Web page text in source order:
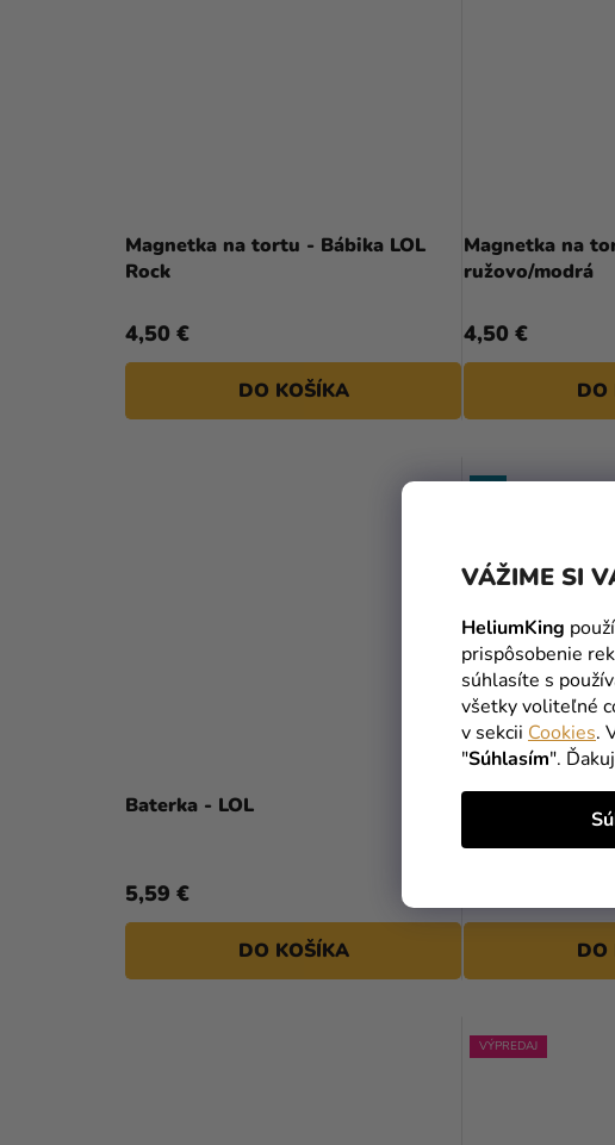
VÁŽIME SI
HeliumKing
prispôsobenie
súhlasíte s
všetky voliteľné
v sekcii Cookies.
"Súhlasím".
Magnetka na tortu - Bábika LOL
Rock
4,50 €
DO KOŠÍKA
Magnetka na
ružovo/modrá
4,50 €
DO
Baterka - LOL
5,59 €
DO KOŠÍKA
TIP
Fóliový balón -
DO
VÝPREDAJ